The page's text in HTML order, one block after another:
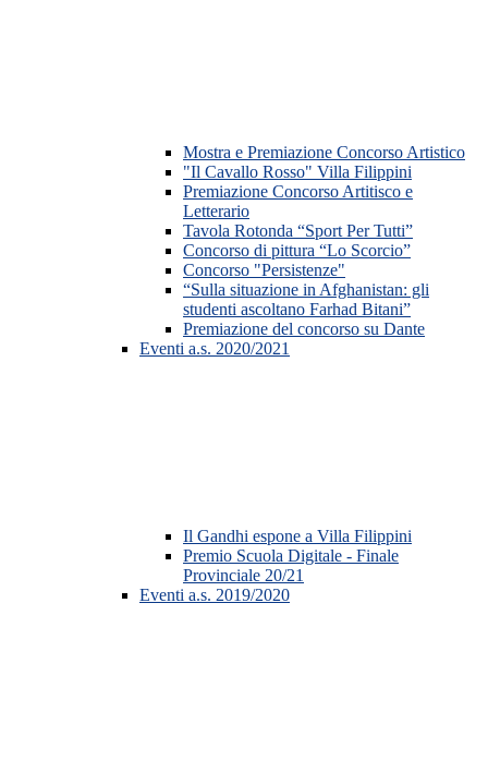
Mostra e Premiazione Concorso Artistico
"Il Cavallo Rosso" Villa Filippini
Premiazione Concorso Artitisco e
Letterario
Tavola Rotonda “Sport Per Tutti”
Concorso di pittura “Lo Scorcio”
Concorso "Persistenze"
“Sulla situazione in Afghanistan: gli
studenti ascoltano Farhad Bitani”
Premiazione del concorso su Dante
Eventi a.s. 2020/2021
Il Gandhi espone a Villa Filippini
Premio Scuola Digitale - Finale
Provinciale 20/21
Eventi a.s. 2019/2020